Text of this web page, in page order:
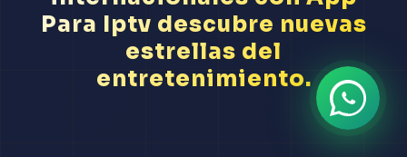
Para Iptv descubre nuevas
estrellas del
entretenimiento.